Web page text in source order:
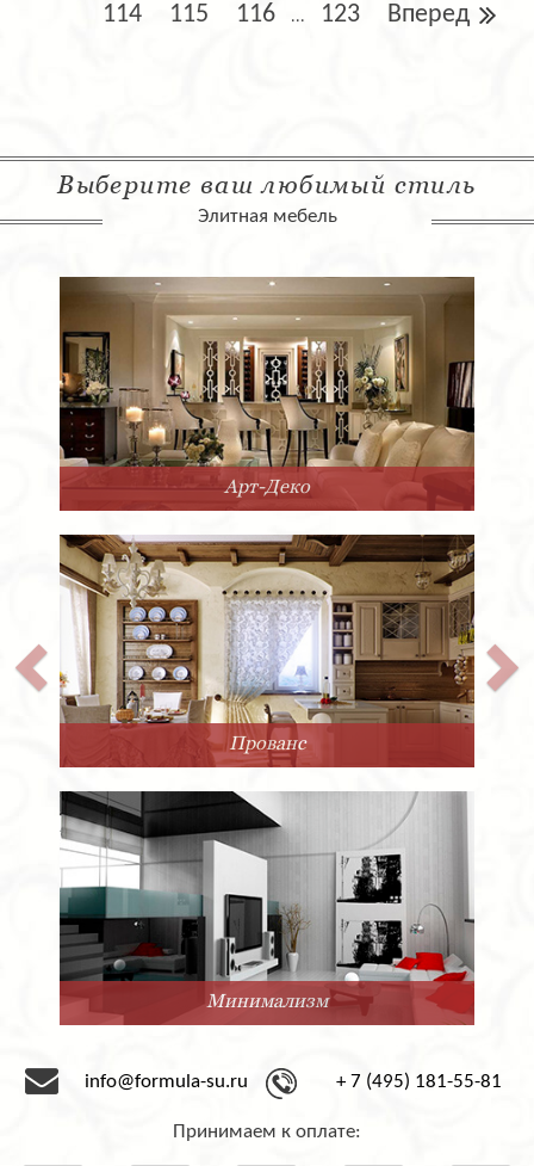
114 115 116 ... 123 Вперед
Выберите ваш любимый стиль
Элитная мебель
Арт-Деко
Прованс
Минимализм
info@formula-su.ru + 7 (495) 181-55-81
Принимаем к оплате: